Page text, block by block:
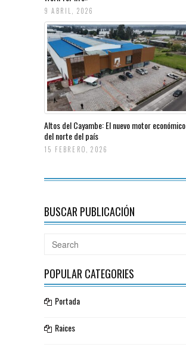
9 ABRIL, 2026
Altos del Cayambe: El nuevo motor económico
del norte del país
15 FEBRERO, 2026
BUSCAR PUBLICACIÓN
POPULAR CATEGORIES
Portada
Raices